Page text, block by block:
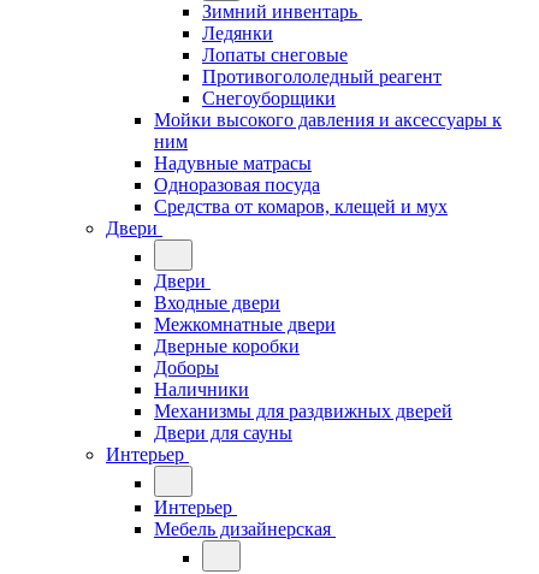
Зимний инвентарь
Ледянки
Лопаты снеговые
Противогололедный реагент
Снегоуборщики
Мойки высокого давления и аксессуары к
ним
Надувные матрасы
Одноразовая посуда
Средства от комаров, клещей и мух
Двери
Двери
Входные двери
Межкомнатные двери
Дверные коробки
Доборы
Наличники
Механизмы для раздвижных дверей
Двери для сауны
Интерьер
Интерьер
Мебель дизайнерская